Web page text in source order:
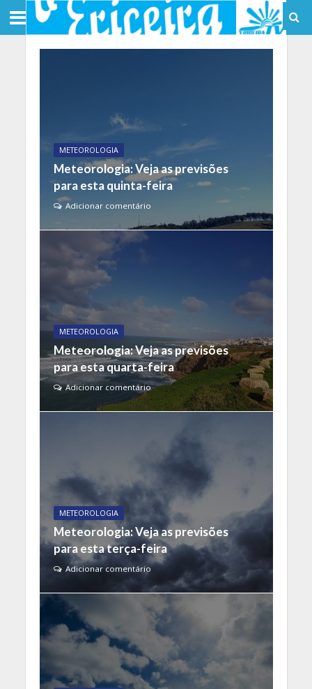
METEOROLOGIA
Meteorologia: Veja as previsões
para esta quinta-feira
Adicionar comentário
METEOROLOGIA
Meteorologia: Veja as previsões
para esta quarta-feira
Adicionar comentário
METEOROLOGIA
Meteorologia: Veja as previsões
para esta terça-feira
Adicionar comentário